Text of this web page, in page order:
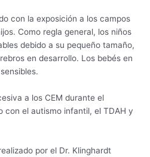
con la exposición a los campos
Como regla general, los niños
debido a su pequeño tamaño,
en desarrollo. Los bebés en
a los CEM durante el
con el autismo infantil, el TDAH y
por el Dr. Klinghardt